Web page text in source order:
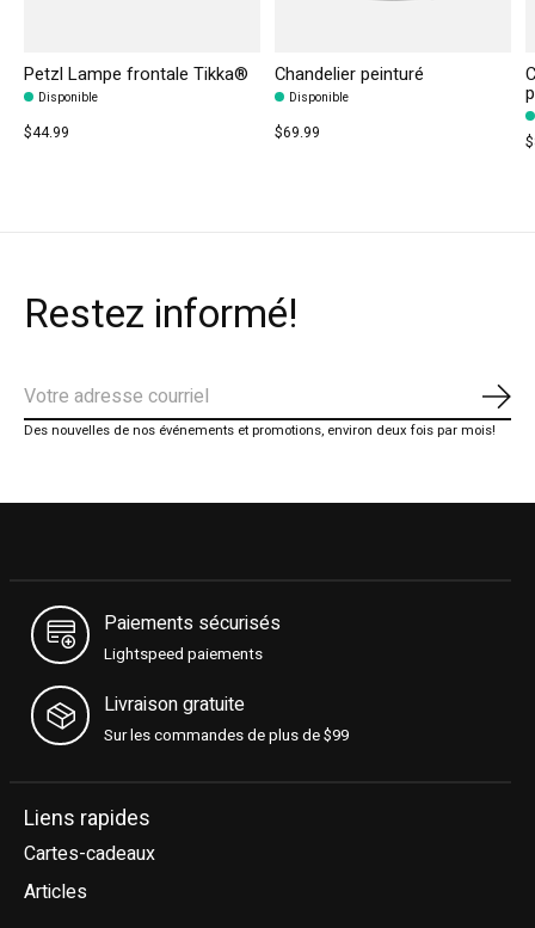
Petzl Lampe frontale Tikka®
Disponible
$44.99
Chandelier peinturé
Disponible
$69.99
Restez informé!
Des nouvelles de nos événements et promotions, environ deux fois par mois!
Paiements sécurisés
Lightspeed paiements
Livraison gratuite
Sur les commandes de plus de $99
Liens rapides
Cartes-cadeaux
Articles